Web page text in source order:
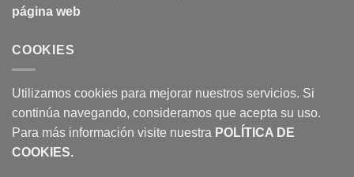
página web
COOKIES
Utilizamos cookies para mejorar nuestros servicios. Si
continúa navegando, consideramos que acepta su uso.
Para más información visite nuestra POLÍTICA DE
COOKIES.